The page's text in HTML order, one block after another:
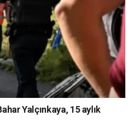
Yalçınkaya, 15 aylık